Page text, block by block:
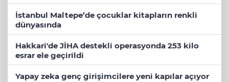
İstanbul Maltepe’de çocuklar kitapların renkli
dünyasında
Hakkari'de JİHA destekli operasyonda 253 kilo
esrar ele geçirildi
Yapay zeka genç girişimcilere yeni kapılar açıyor